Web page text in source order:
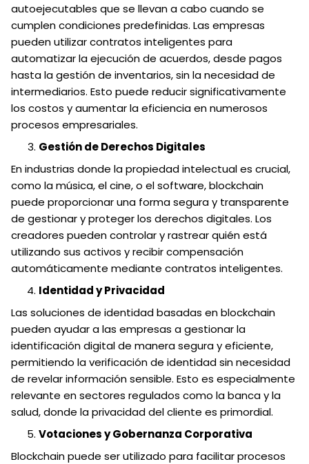
autoejecutables que se llevan a cabo cuando se
cumplen condiciones predefinidas. Las empresas
pueden utilizar contratos inteligentes para
automatizar la ejecución de acuerdos, desde pagos
hasta la gestión de inventarios, sin la necesidad de
intermediarios. Esto puede reducir significativamente
los costos y aumentar la eficiencia en numerosos
procesos empresariales.
Gestión de Derechos Digitales
En industrias donde la propiedad intelectual es crucial,
como la música, el cine, o el software, blockchain
puede proporcionar una forma segura y transparente
de gestionar y proteger los derechos digitales. Los
creadores pueden controlar y rastrear quién está
utilizando sus activos y recibir compensación
automáticamente mediante contratos inteligentes.
Identidad y Privacidad
Las soluciones de identidad basadas en blockchain
pueden ayudar a las empresas a gestionar la
identificación digital de manera segura y eficiente,
permitiendo la verificación de identidad sin necesidad
de revelar información sensible. Esto es especialmente
relevante en sectores regulados como la banca y la
salud, donde la privacidad del cliente es primordial.
Votaciones y Gobernanza Corporativa
Blockchain puede ser utilizado para facilitar procesos